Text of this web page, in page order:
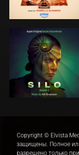
Copyright © Elvista
защищены. Полное
разрешено только